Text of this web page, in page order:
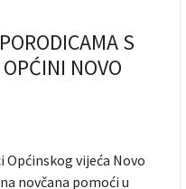
S
NOVO
Općinskog vijeća Novo
novčana pomoći u